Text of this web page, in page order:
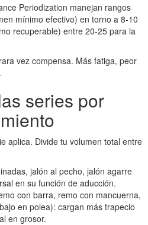
Periodization manejan rangos
mínimo efectivo) en torno a 8-10
recuperable) entre 20-25 para la
vez compensa. Más fatiga, peor
series por
aplica. Divide tu volumen total entre
jalón al pecho, jalón agarre
en su función de aducción.
con barra, remo con mancuerna,
en polea): cargan más trapecio
en grosor.